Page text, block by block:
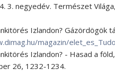
3. negyedév. Természet
Izlandon? Gázördögök
magazin/
Izlandon? - Hasad a
26, 1232-1234.